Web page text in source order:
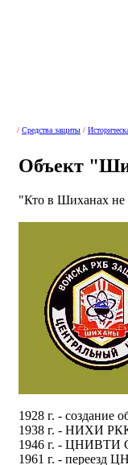
/ Средства защиты /
Объект
"Кто в Шиханах не
1928 г. - создание
1938 г. - НИХИ
1946 г. - ЦНИВТИ
1961 г. -